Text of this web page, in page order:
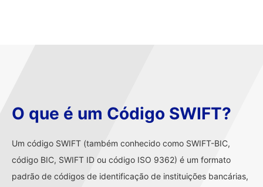
O que é um Código SWIFT?
Um código SWIFT (também conhecido como SWIFT-BIC,
código BIC, SWIFT ID ou código ISO 9362) é um formato
padrão de códigos de identificação de instituições bancárias,